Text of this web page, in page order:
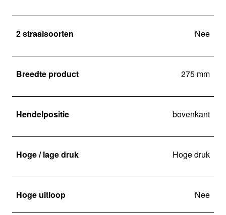
2 straalsoorten Nee
Breedte product 275 mm
Hendelpositie bovenkant
Hoge / lage druk Hoge druk
Hoge uitloop Nee